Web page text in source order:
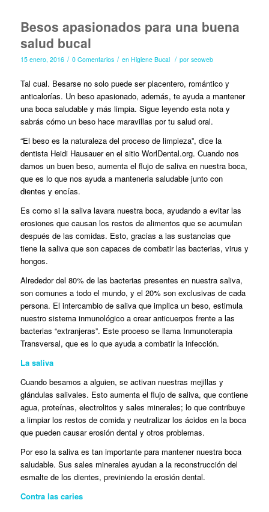
Besos apasionados para una buena
salud bucal
15 enero, 2016 / 0 Comentarios / en Higiene Bucal / por seoweb
Tal cual. Besarse no solo puede ser placentero, romántico y
anticalorías. Un beso apasionado, además, te ayuda a mantener
una boca saludable y más limpia. Sigue leyendo esta nota y
sabrás cómo un beso hace maravillas por tu salud oral.
“El beso es la naturaleza del proceso de limpieza”, dice la
dentista Heidi Hausauer en el sitio WorlDental.org. Cuando nos
damos un buen beso, aumenta el flujo de saliva en nuestra boca,
que es lo que nos ayuda a mantenerla saludable junto con
dientes y encías.
Es como si la saliva lavara nuestra boca, ayudando a evitar las
erosiones que causan los restos de alimentos que se acumulan
después de las comidas. Esto, gracias a las sustancias que
tiene la saliva que son capaces de combatir las bacterias, virus y
hongos.
Alrededor del 80% de las bacterias presentes en nuestra saliva,
son comunes a todo el mundo, y el 20% son exclusivas de cada
persona. El intercambio de saliva que implica un beso, estimula
nuestro sistema inmunológico a crear anticuerpos frente a las
bacterias “extranjeras”. Este proceso se llama Inmunoterapia
Transversal, que es lo que ayuda a combatir la infección.
La saliva
Cuando besamos a alguien, se activan nuestras mejillas y
glándulas salivales. Esto aumenta el flujo de saliva, que contiene
agua, proteínas, electrolitos y sales minerales; lo que contribuye
a limpiar los restos de comida y neutralizar los ácidos en la boca
que pueden causar erosión dental y otros problemas.
Por eso la saliva es tan importante para mantener nuestra boca
saludable. Sus sales minerales ayudan a la reconstrucción del
esmalte de los dientes, previniendo la erosión dental.
Contra las caries